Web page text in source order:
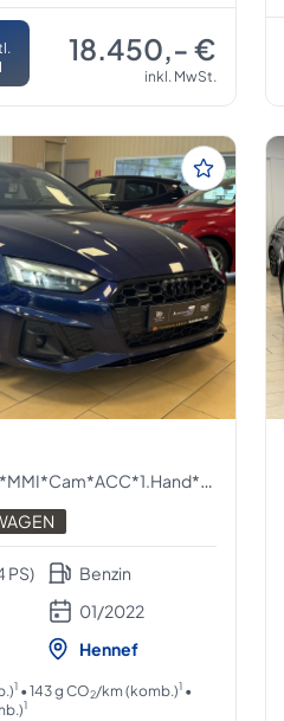
18.450,- €
inkl. MwSt.
PS)
Benzin
01/2022
Hennef
1• 143 g CO2/km (komb.)1•
1